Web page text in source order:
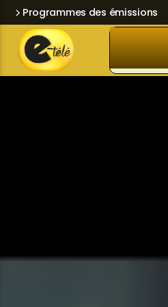
Programmes des émissions